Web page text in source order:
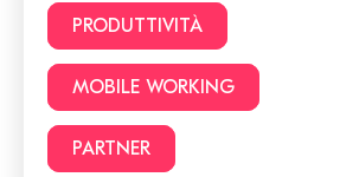
PRODUTTIVITÀ
MOBILE WORKING
PARTNER